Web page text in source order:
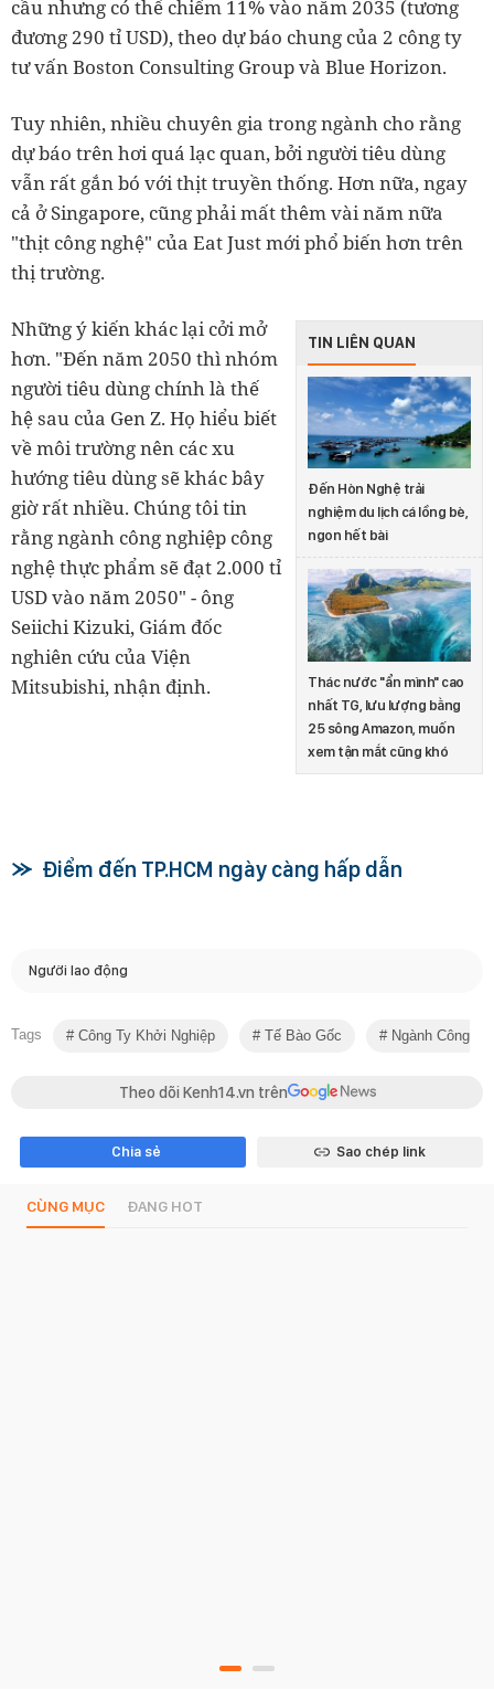
cầu nhưng có thể chiếm 11% vào năm 2035 (tương
đương 290 tỉ USD), theo dự báo chung của 2 công ty
tư vấn Boston Consulting Group và Blue Horizon.
Tuy nhiên, nhiều chuyên gia trong ngành cho rằng
dự báo trên hơi quá lạc quan, bởi người tiêu dùng
vẫn rất gắn bó với thịt truyền thống. Hơn nữa, ngay
cả ở Singapore, cũng phải mất thêm vài năm nữa
"thịt công nghệ" của Eat Just mới phổ biến hơn trên
thị trường.
TIN LIÊN QUAN
Đến Hòn Nghệ trải
nghiệm du lịch cá lồng bè,
ngon hết bài
Thác nước "ẩn mình" cao
nhất TG, lưu lượng bằng
25 sông Amazon, muốn
xem tận mắt cũng khó
Những ý kiến khác lại cởi mở
hơn. "Đến năm 2050 thì nhóm
người tiêu dùng chính là thế
hệ sau của Gen Z. Họ hiểu biết
về môi trường nên các xu
hướng tiêu dùng sẽ khác bây
giờ rất nhiều. Chúng tôi tin
rằng ngành công nghiệp công
nghệ thực phẩm sẽ đạt 2.000 tỉ
USD vào năm 2050" - ông
Seiichi Kizuki, Giám đốc
nghiên cứu của Viện
Mitsubishi, nhận định.
Điểm đến TP.HCM ngày càng hấp dẫn
Người lao động
Tags Công Ty Khởi Nghiệp Tế Bào Gốc Ngành Công
Theo dõi Kenh14.vn trên
Chia sẻ Sao chép link
CÙNG MỤC ĐANG HOT